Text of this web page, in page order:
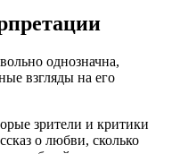
однозначна,
взгляды на его
зрители и критики
о любви, сколько